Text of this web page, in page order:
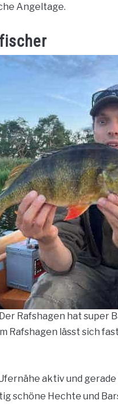
Angeltage.
Der Rafshagen hat super
Rafshagen lässt sich
aktiv und
schöne Hechte und